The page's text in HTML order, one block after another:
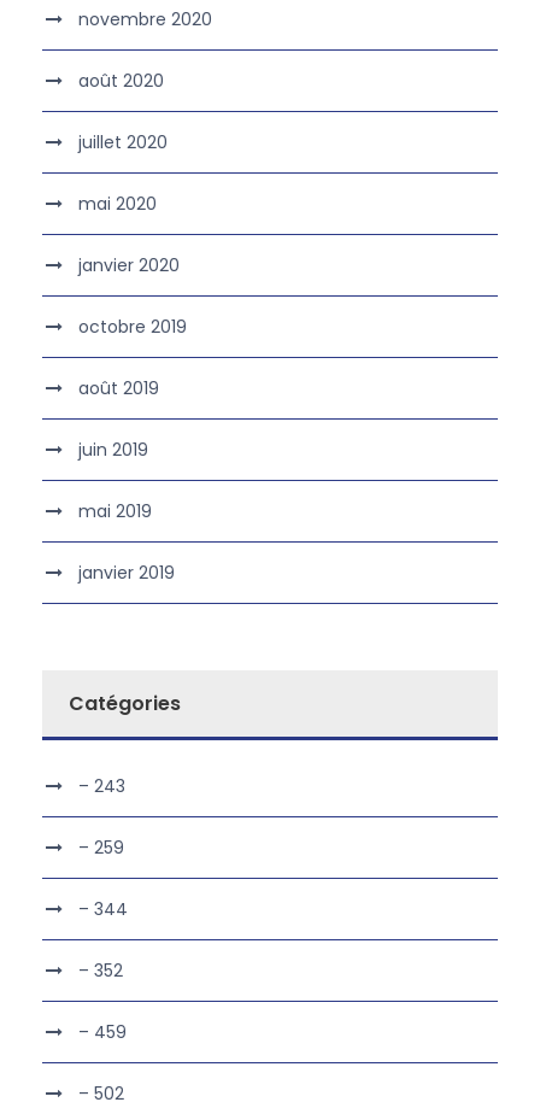
novembre 2020
août 2020
juillet 2020
mai 2020
janvier 2020
octobre 2019
août 2019
juin 2019
mai 2019
janvier 2019
Catégories
– 243
– 259
– 344
– 352
– 459
– 502